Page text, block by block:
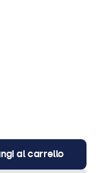
al carrello